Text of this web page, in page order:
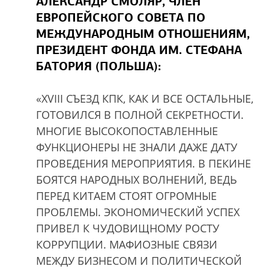
ЕВРОПЕЙСКОГО СОВЕТА ПО
МЕЖДУНАРОДНЫМ ОТНОШЕНИЯМ,
ПРЕЗИДЕНТ ФОНДА ИМ. СТЕФАНА
БАТОРИЯ (ПОЛЬША):
«XVIII СЪЕЗД КПК, КАК И ВСЕ ОСТАЛЬНЫЕ,
ГОТОВИЛСЯ В ПОЛНОЙ СЕКРЕТНОСТИ.
МНОГИЕ ВЫСОКОПОСТАВЛЕННЫЕ
ФУНКЦИОНЕРЫ НЕ ЗНАЛИ ДАЖЕ ДАТУ
ПРОВЕДЕНИЯ МЕРОПРИЯТИЯ. В ПЕКИНЕ
БОЯТСЯ НАРОДНЫХ ВОЛНЕНИЙ, ВЕДЬ
ПЕРЕД КИТАЕМ СТОЯТ ОГРОМНЫЕ
ПРОБЛЕМЫ. ЭКОНОМИЧЕСКИЙ УСПЕХ
ПРИВЕЛ К ЧУДОВИЩНОМУ РОСТУ
КОРРУПЦИИ. МАФИОЗНЫЕ СВЯЗИ
МЕЖДУ БИЗНЕСОМ И ПОЛИТИЧЕСКОЙ